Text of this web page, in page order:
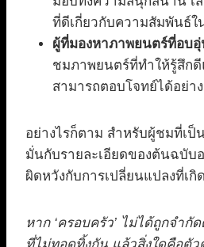
ที่ดีเกี่ยวกับความสัมพันธ์ใ
ผู้ที่มองหาภาพยนตร์ที่อบอุ่
ชมภาพยนตร์ที่ทำให้รู้สึกดี
สามารถตอบโจทย์ได้อย่า
อย่างไรก็ตาม สำหรับผู้ชมที่เ
มั่นกับรายละเอียดของต้นฉบับ
ผิดหวังกับการเปลี่ยนแปลงที่เกิ
หาก ‘ครอบครัว’ ไม่ได้ถูกจำกั
ที่ไม่ทอดทิ้งกัน แล้วสิ่งใดคือตัว